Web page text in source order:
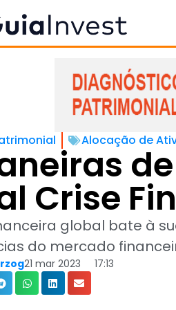
levar a grandes
desempenho inferior
de tempo.
trata de preservar
com menor
ser tentador fazer
do mercado,
render tão bem
tentar acertar o